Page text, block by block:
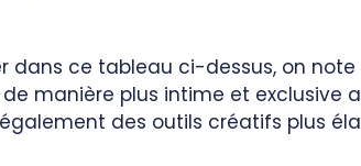
dans ce tableau ci-dessus, on
manière plus intime et exclusive
des outils créatifs plus